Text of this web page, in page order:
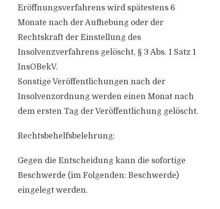
Eröffnungsverfahrens wird spätestens 6
Monate nach der Aufhebung oder der
Rechtskraft der Einstellung des
Insolvenzverfahrens gelöscht, § 3 Abs. 1 Satz 1
InsOBekV.
Sonstige Veröffentlichungen nach der
Insolvenzordnung werden einen Monat nach
dem ersten Tag der Veröffentlichung gelöscht.
Rechtsbehelfsbelehrung:
Gegen die Entscheidung kann die sofortige
Beschwerde (im Folgenden: Beschwerde)
eingelegt werden.